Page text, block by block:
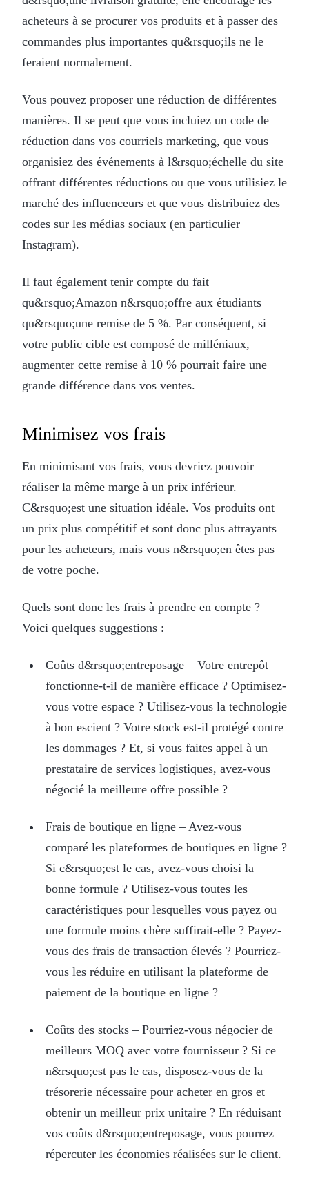
acheteurs à se procurer vos produits et à passer des
commandes plus importantes qu&rsquo;ils ne le
feraient normalement.
Vous pouvez proposer une réduction de différentes
manières. Il se peut que vous incluiez un code de
réduction dans vos courriels marketing, que vous
organisiez des événements à l&rsquo;échelle du site
offrant différentes réductions ou que vous utilisiez le
marché des influenceurs et que vous distribuiez des
codes sur les médias sociaux (en particulier
Instagram).
Il faut également tenir compte du fait
qu&rsquo;Amazon n&rsquo;offre aux étudiants
qu&rsquo;une remise de 5 %. Par conséquent, si
votre public cible est composé de milléniaux,
augmenter cette remise à 10 % pourrait faire une
grande différence dans vos ventes.
Minimisez vos frais
En minimisant vos frais, vous devriez pouvoir
réaliser la même marge à un prix inférieur.
C&rsquo;est une situation idéale. Vos produits ont
un prix plus compétitif et sont donc plus attrayants
pour les acheteurs, mais vous n&rsquo;en êtes pas
de votre poche.
Quels sont donc les frais à prendre en compte ?
Voici quelques suggestions :
Coûts d&rsquo;entreposage – Votre entrepôt
fonctionne-t-il de manière efficace ? Optimisez-
vous votre espace ? Utilisez-vous la technologie
à bon escient ? Votre stock est-il protégé contre
les dommages ? Et, si vous faites appel à un
prestataire de services logistiques, avez-vous
négocié la meilleure offre possible ?
Frais de boutique en ligne – Avez-vous
comparé les plateformes de boutiques en ligne ?
Si c&rsquo;est le cas, avez-vous choisi la
bonne formule ? Utilisez-vous toutes les
caractéristiques pour lesquelles vous payez ou
une formule moins chère suffirait-elle ? Payez-
vous des frais de transaction élevés ? Pourriez-
vous les réduire en utilisant la plateforme de
paiement de la boutique en ligne ?
Coûts des stocks – Pourriez-vous négocier de
meilleurs MOQ avec votre fournisseur ? Si ce
n&rsquo;est pas le cas, disposez-vous de la
trésorerie nécessaire pour acheter en gros et
obtenir un meilleur prix unitaire ? En réduisant
vos coûts d&rsquo;entreposage, vous pourrez
répercuter les économies réalisées sur le client.